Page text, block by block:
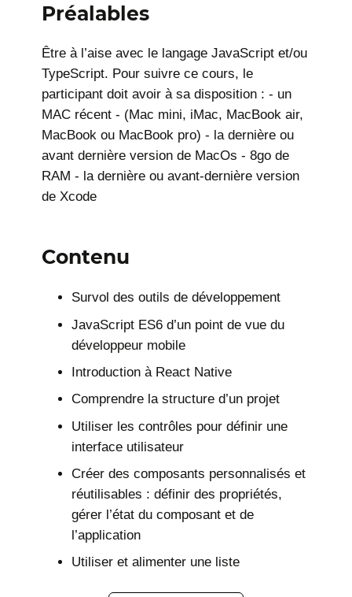
Préalables
Être à l’aise avec le langage JavaScript et/ou
TypeScript. Pour suivre ce cours, le
participant doit avoir à sa disposition : - un
MAC récent - (Mac mini, iMac, MacBook air,
MacBook ou MacBook pro) - la dernière ou
avant dernière version de MacOs - 8go de
RAM - la dernière ou avant-dernière version
de Xcode
Contenu
Survol des outils de développement
JavaScript ES6 d’un point de vue du
développeur mobile
Introduction à React Native
Comprendre la structure d’un projet
Utiliser les contrôles pour définir une
interface utilisateur
Créer des composants personnalisés et
réutilisables : définir des propriétés,
gérer l’état du composant et de
l’application
Utiliser et alimenter une liste